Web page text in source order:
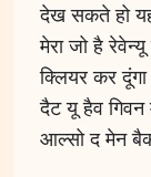
देख सकते हो
मेरा जो है
क्लियर कर
दैट यू हैव
आल्सो द मेन